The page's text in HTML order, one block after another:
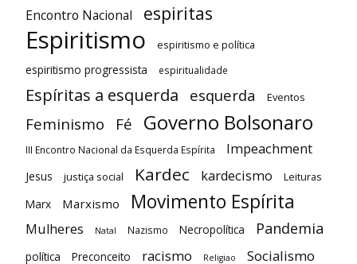
Encontro Nacional espiritas
Espiritismo espiritismo e política
espiritismo progressista espiritualidade
Espíritas a esquerda esquerda Eventos
Feminismo Fé Governo Bolsonaro
III Encontro Nacional da Esquerda Espírita Impeachment
Jesus justiça social Kardec kardecismo Leituras
Marx Marxismo Movimento Espírita
Mulheres Natal Nazismo Necropolítica Pandemia
política Preconceito racismo Religiao Socialismo